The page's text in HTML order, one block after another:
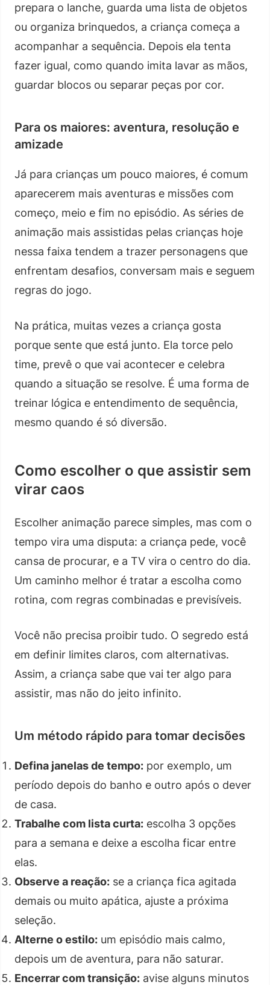
prepara o lanche, guarda uma lista de objetos
ou organiza brinquedos, a criança começa a
acompanhar a sequência. Depois ela tenta
fazer igual, como quando imita lavar as mãos,
guardar blocos ou separar peças por cor.
Para os maiores: aventura, resolução e
amizade
Já para crianças um pouco maiores, é comum
aparecerem mais aventuras e missões com
começo, meio e fim no episódio. As séries de
animação mais assistidas pelas crianças hoje
nessa faixa tendem a trazer personagens que
enfrentam desafios, conversam mais e seguem
regras do jogo.
Na prática, muitas vezes a criança gosta
porque sente que está junto. Ela torce pelo
time, prevê o que vai acontecer e celebra
quando a situação se resolve. É uma forma de
treinar lógica e entendimento de sequência,
mesmo quando é só diversão.
Como escolher o que assistir sem
virar caos
Escolher animação parece simples, mas com o
tempo vira uma disputa: a criança pede, você
cansa de procurar, e a TV vira o centro do dia.
Um caminho melhor é tratar a escolha como
rotina, com regras combinadas e previsíveis.
Você não precisa proibir tudo. O segredo está
em definir limites claros, com alternativas.
Assim, a criança sabe que vai ter algo para
assistir, mas não do jeito infinito.
Um método rápido para tomar decisões
Defina janelas de tempo: por exemplo, um
período depois do banho e outro após o dever
de casa.
Trabalhe com lista curta: escolha 3 opções
para a semana e deixe a escolha ficar entre
elas.
Observe a reação: se a criança fica agitada
demais ou muito apática, ajuste a próxima
seleção.
Alterne o estilo: um episódio mais calmo,
depois um de aventura, para não saturar.
Encerrar com transição: avise alguns minutos